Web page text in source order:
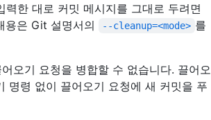
한 대로 커밋 메시지를 그대로 두려면
용은 Git 설명서의 --cleanup=<mode> 를
오기 요청을 병합할 수 없습니다. 끌어오
명령 없이 끌어오기 요청에 새 커밋을 푸